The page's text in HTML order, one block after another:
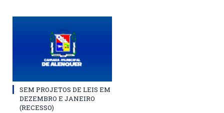
SEM PROJETOS DE LEIS EM
DEZEMBRO E JANEIRO
(RECESSO)